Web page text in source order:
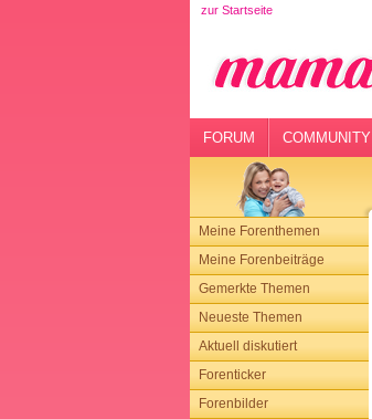
zur Startseite
FORUM COMMUNITY
Meine Forenthemen
Meine Forenbeiträge
Gemerkte Themen
Neueste Themen
Aktuell diskutiert
Forenticker
Forenbilder